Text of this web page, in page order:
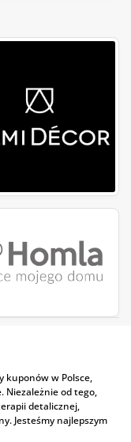
kuponów w Polsce,
Niezależnie od tego,
detalicznej,
Jesteśmy najlepszym